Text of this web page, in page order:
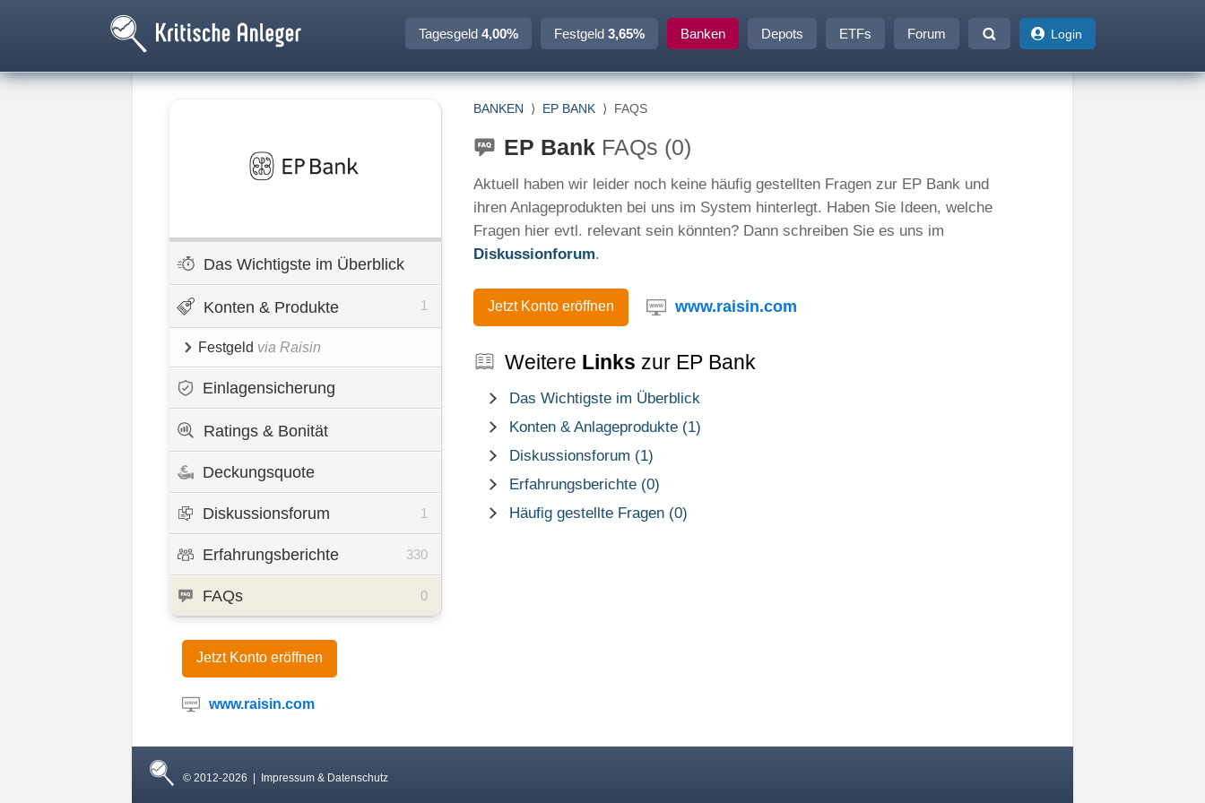
Tagesgeld 4,00% Festgeld 3,65% Banken Depots ETFs Forum Login
Das Wichtigste im Überblick
Konten & Produkte 1
Festgeld via Raisin
Einlagensicherung
Ratings & Bonität
Deckungsquote
Diskussionsforum 1
Erfahrungsberichte 330
FAQs 0
Jetzt Konto eröffnen
www.raisin.com
BANKEN ⟩ EP BANK ⟩ FAQS
EP Bank FAQs (0)
Aktuell haben wir leider noch keine häufig gestellten Fragen zur EP Bank und
ihren Anlageprodukten bei uns im System hinterlegt. Haben Sie Ideen, welche
Fragen hier evtl. relevant sein könnten? Dann schreiben Sie es uns im
Diskussionforum.
Jetzt Konto eröffnen www.raisin.com
Weitere Links zur EP Bank
Das Wichtigste im Überblick
Konten & Anlageprodukte (1)
Diskussionsforum (1)
Erfahrungsberichte (0)
Häufig gestellte Fragen (0)
© 2012-2026 | Impressum & Datenschutz